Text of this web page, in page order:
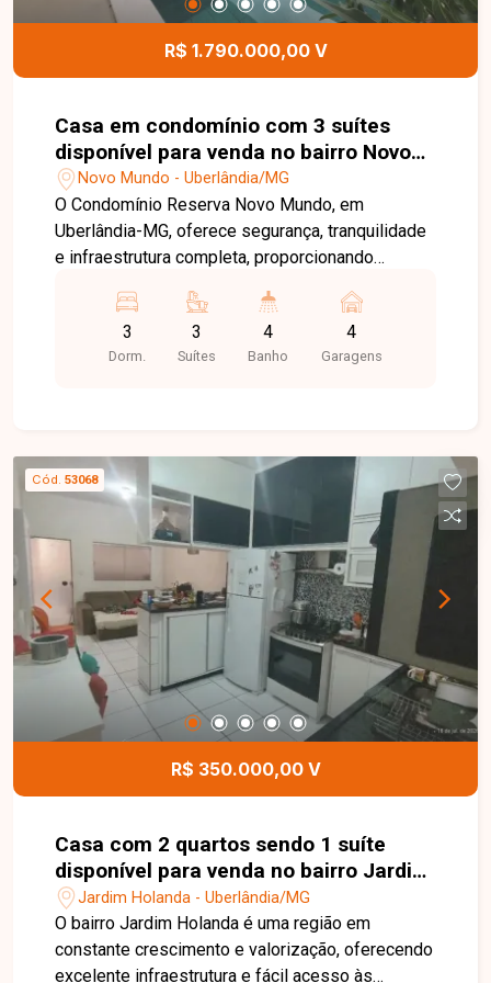
pátio externo poderá ser negociado
separadamente, proporcionando ainda mais
flexibilidade ao projeto. Entre em contato para
conhecer esta excelente oportunidade comercial.
R$ 1.790.000,00 V
Casa em condomínio com 3 suítes
disponível para venda no bairro Novo
Mundo em Uberlândia-MG
Novo Mundo - Uberlândia/MG
O Condomínio Reserva Novo Mundo, em
Uberlândia-MG, oferece segurança, tranquilidade
e infraestrutura completa, proporcionando
família. Com localização privilegiada e fácil
acesso às principais vias da cidade, é uma
excelente opção para quem busca morar em um
com closet, banheiro social, cozinha com balcão,
área de serviço e excelente área gourmet com
churrasqueira, pia e piscina aquecida com
hidromassagem, ideal para momentos de lazer e
confraternização. O imóvel conta ainda com
torneiras e chuveiros com aquecimento,
acabamento moderno e 04 vagas de garagem,
sendo 02 cobertas e 02 descobertas,
proporcionando conforto, sofisticação e
funcionalidade. Entre em contato para mais
informações e agende uma visita para conhecer
esta excelente oportunidade.
3
Dorm.
3
Suítes
4
Banho
4
Garagens
Cód. 53068
R$ 350.000,00 V
Casa com 2 quartos sendo 1 suíte
disponível para venda no bairro Jardim
Holanda em Uberlândia-MG
Jardim Holanda - Uberlândia/MG
O bairro Jardim Holanda é uma região em
constante crescimento e valorização, oferecendo
excelente infraestrutura e fácil acesso às